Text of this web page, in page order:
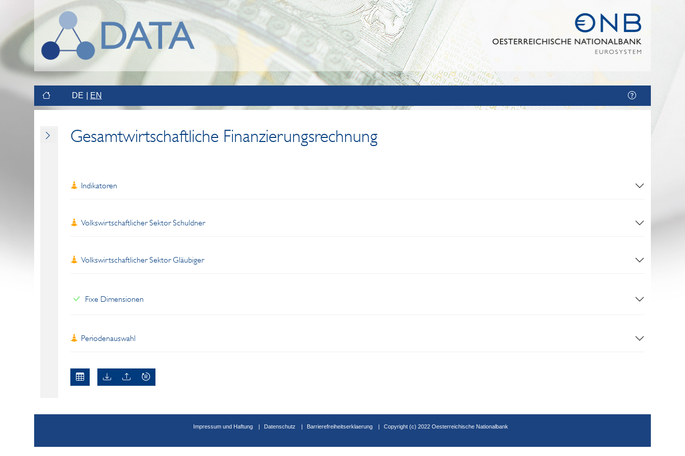
DE EN
Gesamtwirtschaftliche Finanzierungsrechnung
Indikatoren
Volkswirtschaftlicher Sektor Schuldner
Volkswirtschaftlicher Sektor Gläubiger
Fixe Dimensionen
Periodenauswahl
Impressum und Haftung Datenschutz Barrierefreiheitserklaerung Copyright (c) 2022 Oesterreichische Nationalbank